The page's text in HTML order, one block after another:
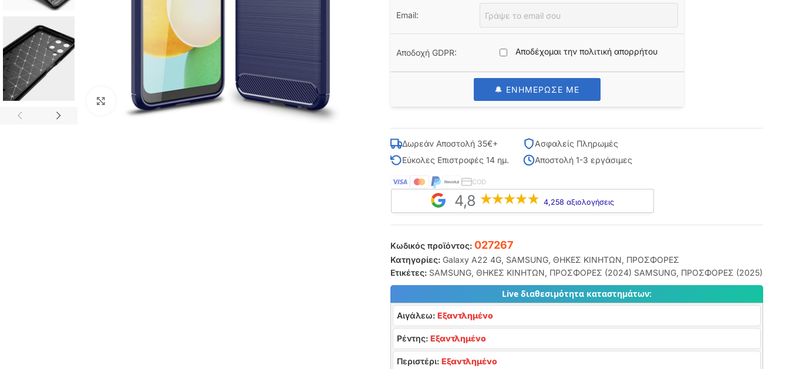
Click to enlarge
Email:
Αποδοχή GDPR: Αποδέχομαι την πολιτική απορρήτου
🔔 ΕΝΗΜΕΡΩΣΕ ΜΕ
Δωρεάν Αποστολή 35€+
Ασφαλείς Πληρωμές
Εύκολες Επιστροφές 14 ημ.
Αποστολή 1-3 εργάσιμες
COD
4,8 4,258 αξιολογήσεις
Κωδικός προϊόντος: 027267
Κατηγορίες: Galaxy A22 4G, SAMSUNG, ΘΗΚΕΣ ΚΙΝΗΤΩΝ, ΠΡΟΣΦΟΡΕΣ
Ετικέτες: SAMSUNG, ΘΗΚΕΣ ΚΙΝΗΤΩΝ, ΠΡΟΣΦΟΡΕΣ (2024) SAMSUNG, ΠΡΟΣΦΟΡΕΣ (2025)
Live διαθεσιμότητα καταστημάτων:
Αιγάλεω: Εξαντλημένο
Ρέντης: Εξαντλημένο
Περιστέρι: Εξαντλημένο